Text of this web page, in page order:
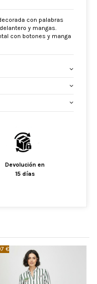
con palabras
y mangas.
con botones y manga
Devolución en
15 días
€